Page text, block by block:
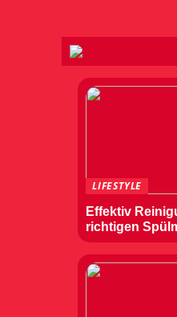
LIFESTYLE
Effektiv
richtigen